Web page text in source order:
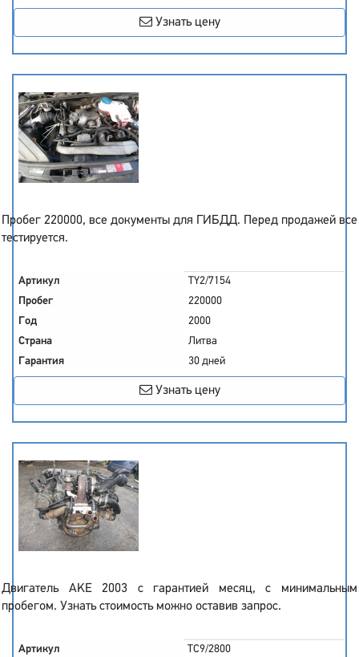
Узнать цену
Пробег 220000, все документы для ГИБДД. Перед продажей все
тестируется.
Артикул
TY2/7154
Пробег
220000
Год
2000
Страна
Литва
Гарантия
30 дней
Узнать цену
Двигатель AKE 2003 с гарантией месяц, с минимальным
пробегом. Узнать стоимость можно оставив запрос.
Артикул
TC9/2800